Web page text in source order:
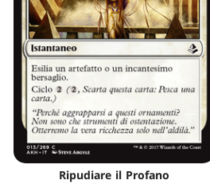
Ripudiare il Profano